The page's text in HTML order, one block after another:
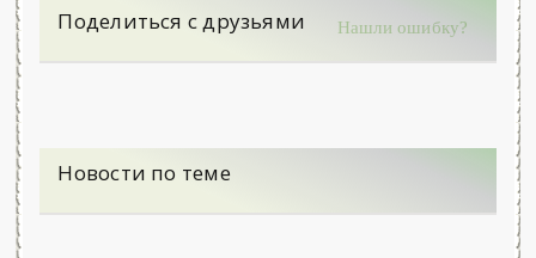
Поделиться с друзьями Нашли ошибку?
Новости по теме